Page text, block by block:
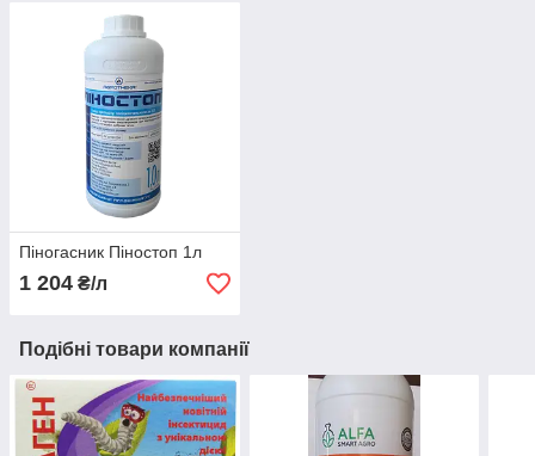
Піногасник Піностоп 1л
1 204 ₴/л
Подібні товари компанії